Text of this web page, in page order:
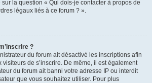
sur la question « Qui dois-je contacter à propos de
légaux liés à ce forum ? ».
?
du forum ait désactivé les inscriptions afin
visiteurs de s’inscrire. De même, il est également
du forum ait banni votre adresse IP ou interdit
que vous souhaitez utiliser. Pour plus